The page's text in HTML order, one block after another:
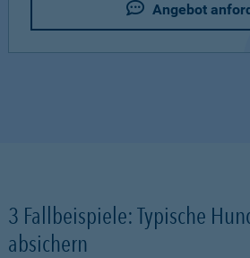
Angebot
3 Fallbeispiele: Typische
absichern